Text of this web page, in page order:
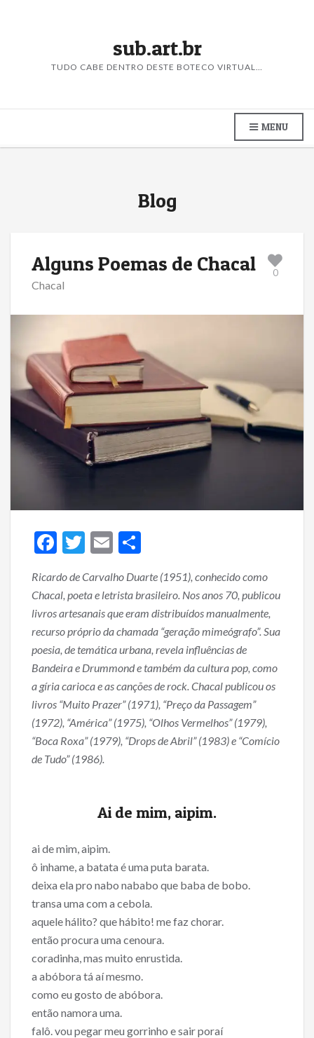
sub.art.br
TUDO CABE DENTRO DESTE BOTECO VIRTUAL…
MENU
Blog
Alguns Poemas de Chacal 0
Chacal
F
e
b
o
o
k
T
itt
er
E
ai
l
ar
e
Ricardo de Carvalho Duarte (1951), conhecido como
Chacal, poeta e letrista brasileiro. Nos anos 70, publicou
livros artesanais que eram distribuídos manualmente,
recurso próprio da chamada “geração mimeógrafo”. Sua
poesia, de temática urbana, revela influências de
Bandeira e Drummond e também da cultura pop, como
a gíria carioca e as canções de rock. Chacal publicou os
livros “Muito Prazer” (1971), “Preço da Passagem”
(1972), “América” (1975), “Olhos Vermelhos” (1979),
“Boca Roxa” (1979), “Drops de Abril” (1983) e “Comício
de Tudo” (1986).
Ai de mim, aipim.
ai de mim, aipim.
ô inhame, a batata é uma puta barata.
deixa ela pro nabo nababo que baba de bobo.
transa uma com a cebola.
aquele hálito? que hábito! me faz chorar.
então procura uma cenoura.
coradinha, mas muito enrustida.
a abóbora tá aí mesmo.
como eu gosto de abóbora.
então namora uma.
falô. vou pegar meu gorrinho e sair poraí